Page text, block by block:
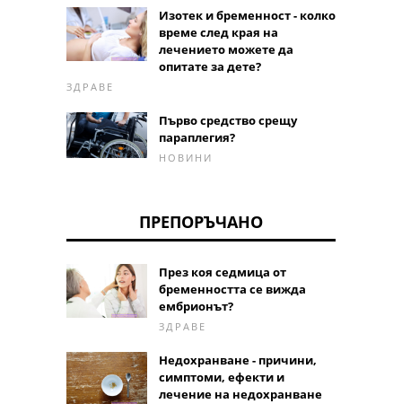
Изотек и бременност - колко
време след края на
лечението можете да
опитате за дете?
ЗДРАВЕ
Първо средство срещу
параплегия?
НОВИНИ
ПРЕПОРЪЧАНО
През коя седмица от
бременността се вижда
ембрионът?
ЗДРАВЕ
Недохранване - причини,
симптоми, ефекти и
лечение на недохранване